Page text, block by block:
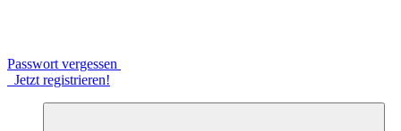
Passwort vergessen
Jetzt registrieren!